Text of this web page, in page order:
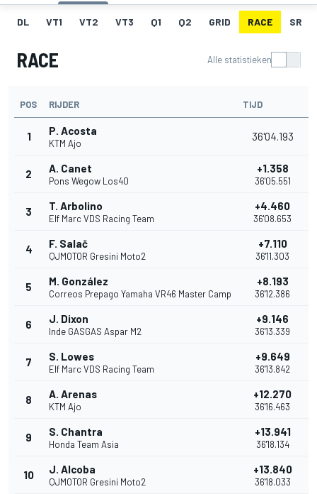
DL VT1 VT2 VT3 Q1 Q2 GRID RACE SR
RACE Alle statistieken
POS RIJDER TIJD
1 P. Acosta
KTM Ajo
36'04.193
2 A. Canet
Pons Wegow Los40
+1.358
36'05.551
3 T. Arbolino
Elf Marc VDS Racing Team
+4.460
36'08.653
4 F. Salač
QJMOTOR Gresini Moto2
+7.110
36'11.303
5 M. González
Correos Prepago Yamaha VR46 Master Camp
+8.193
36'12.386
6 J. Dixon
Inde GASGAS Aspar M2
+9.146
36'13.339
7 S. Lowes
Elf Marc VDS Racing Team
+9.649
36'13.842
8 A. Arenas
KTM Ajo
+12.270
36'16.463
9 S. Chantra
Honda Team Asia
+13.941
36'18.134
10 J. Alcoba
QJMOTOR Gresini Moto2
+13.840
36'18.033